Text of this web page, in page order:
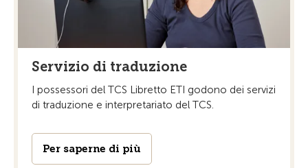
Servizio di traduzione
I possessori del TCS Libretto ETI godono dei servizi
di traduzione e interpretariato del TCS.
Per saperne di più